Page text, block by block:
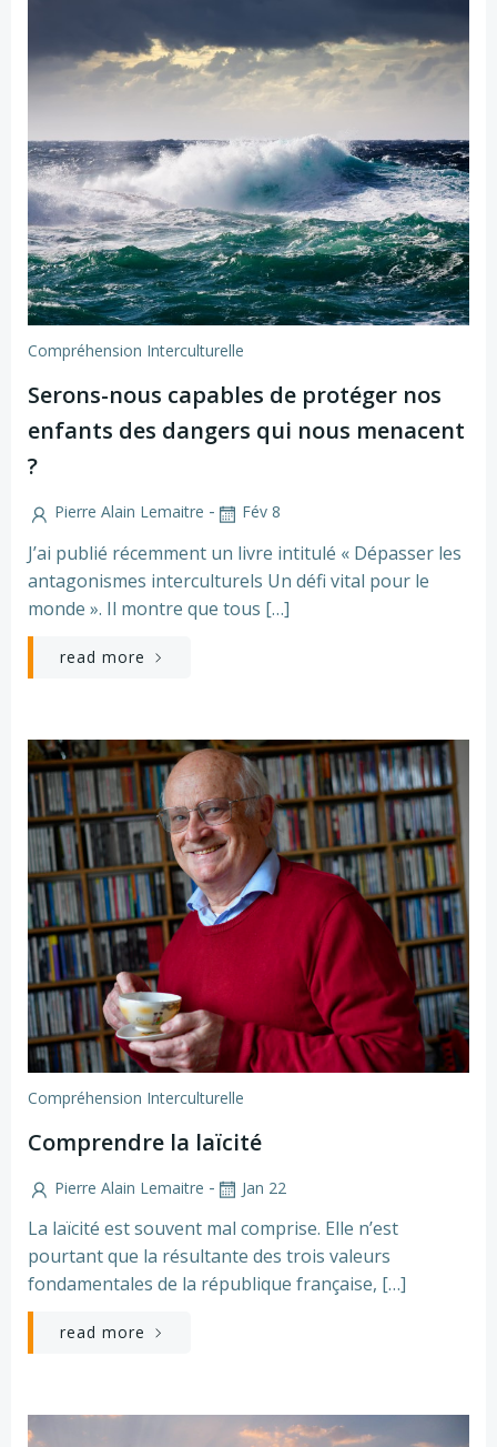
Compréhension Interculturelle
Serons-nous capables de protéger nos
enfants des dangers qui nous menacent
?
Pierre Alain Lemaitre - Fév 8
J’ai publié récemment un livre intitulé « Dépasser les
antagonismes interculturels Un défi vital pour le
monde ». Il montre que tous […]
read more
Compréhension Interculturelle
Comprendre la laïcité
Pierre Alain Lemaitre - Jan 22
La laïcité est souvent mal comprise. Elle n’est
pourtant que la résultante des trois valeurs
fondamentales de la république française, […]
read more